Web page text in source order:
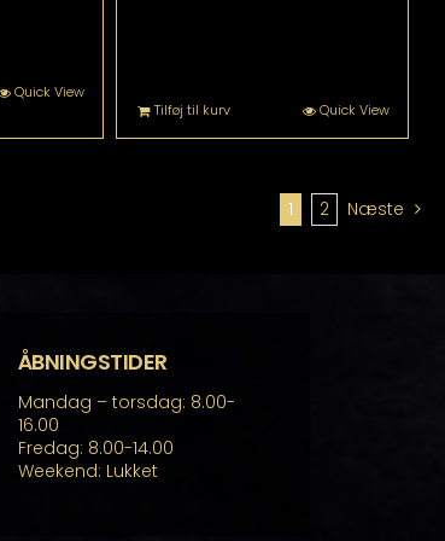
Quick View
Tilføj til kurv Quick View
1 2 Næste
ÅBNINGSTIDER
Mandag – torsdag: 8.00-
16.00
Fredag: 8.00-14.00
Weekend: Lukket